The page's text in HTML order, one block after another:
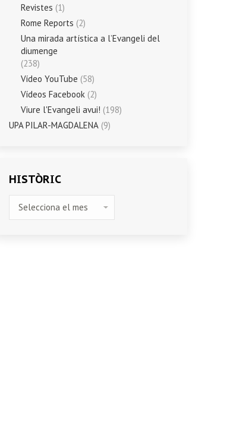
Revistes (1)
Rome Reports (2)
Una mirada artística a l’Evangeli del
diumenge
(238)
Vídeo YouTube (58)
Vídeos Facebook (2)
Viure l'Evangeli avui! (198)
UPA PILAR-MAGDALENA (9)
HISTÒRIC